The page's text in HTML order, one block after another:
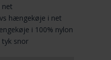
hængekøje i net
i 100% nylon
snor